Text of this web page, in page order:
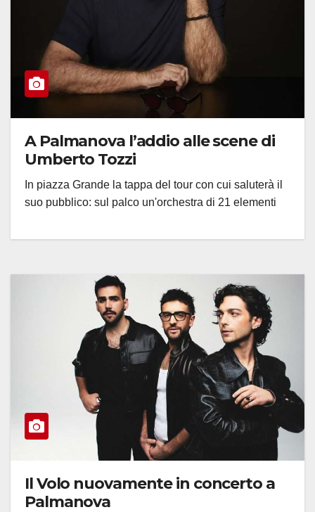
A Palmanova l’addio alle scene di
Umberto Tozzi
In piazza Grande la tappa del tour con cui saluterà il
suo pubblico: sul palco un'orchestra di 21 elementi
Il Volo nuovamente in concerto a
Palmanova